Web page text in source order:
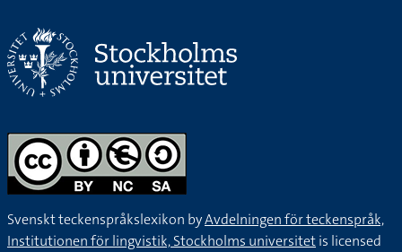
Svenskt teckenspråkslexikon byAvdelningen för teckenspråk,
Institutionen för lingvistik, Stockholms universitetis licensed